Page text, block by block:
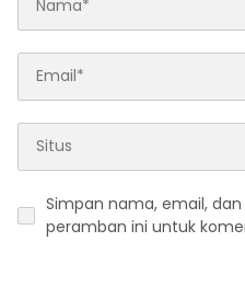
Simpan nama, email,
peramban ini untuk